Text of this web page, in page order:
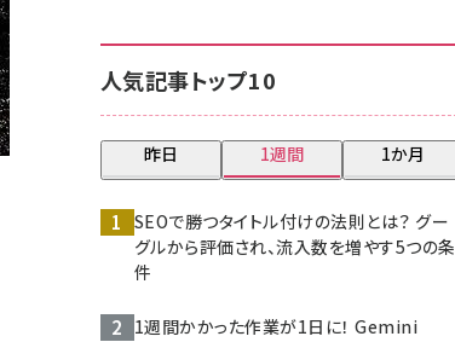
人気記事トップ10
昨日 1週間 1か月
SEOで勝つタイトル付けの法則とは？ グー
グルから評価され、流入数を増やす5つの条
件
1週間かかった作業が1日に！ Gemini